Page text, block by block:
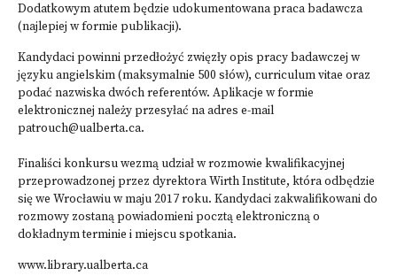
Dodatkowym atutem będzie udokumentowana praca badawcza
(najlepiej w formie publikacji).
Kandydaci powinni przedłożyć zwięzły opis pracy badawczej w
języku angielskim (maksymalnie 500 słów), curriculum vitae oraz
podać nazwiska dwóch referentów. Aplikacje w formie
elektronicznej należy przesyłać na adres e-mail
patrouch@ualberta.ca.
Finaliści konkursu wezmą udział w rozmowie kwalifikacyjnej
przeprowadzonej przez dyrektora Wirth Institute, która odbędzie
się we Wrocławiu w maju 2017 roku. Kandydaci zakwalifikowani do
rozmowy zostaną powiadomieni pocztą elektroniczną o
dokładnym terminie i miejscu spotkania.
www.library.ualberta.ca